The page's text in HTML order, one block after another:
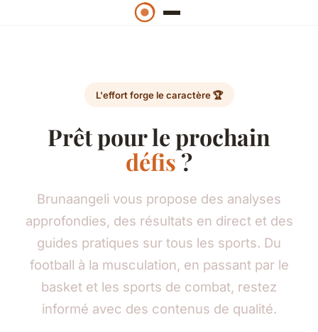
L'effort forge le caractère 🏆
Prêt pour le prochain
défis ?
Brunaangeli vous propose des analyses
approfondies, des résultats en direct et des
guides pratiques sur tous les sports. Du
football à la musculation, en passant par le
basket et les sports de combat, restez
informé avec des contenus de qualité.